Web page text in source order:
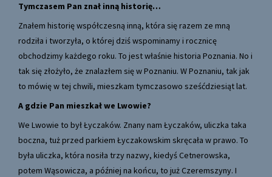
Tymczasem Pan znał inną historię…
Znałem historię współczesną inną, która się razem ze mną
rodziła i tworzyła, o której dziś wspominamy i rocznicę
obchodzimy każdego roku. To jest właśnie historia Poznania. No i
tak się złożyło, że znalazłem się w Poznaniu. W Poznaniu, tak jak
to mówię w tej chwili, mieszkam tymczasowo sześćdziesiąt lat.
A gdzie Pan mieszkał we Lwowie?
We Lwowie to był Łyczaków. Znany nam Łyczaków, uliczka taka
boczna, tuż przed parkiem Łyczakowskim skręcała w prawo. To
była uliczka, która nosiła trzy nazwy, kiedyś Cetnerowska,
potem Wąsowicza, a później na końcu, to już Czeremszyny. I